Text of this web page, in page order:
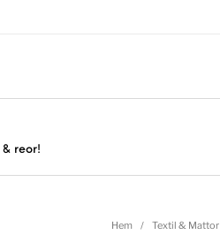
reor!
Hem / Textil & Mattor